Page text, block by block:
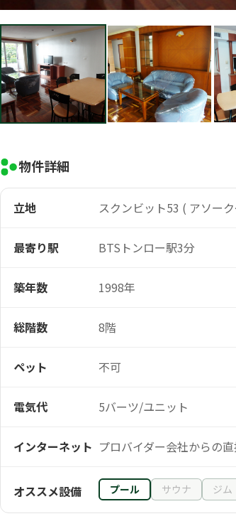
物件詳細
立地 スクンビット53 ( アソー
最寄り駅 BTSトンロー駅3分
築年数 1998年
総階数 8階
ペット 不可
電気代 5バーツ/ユニット
インターネット プロバイダー会社からの
オススメ設備 プール サウナ ジム